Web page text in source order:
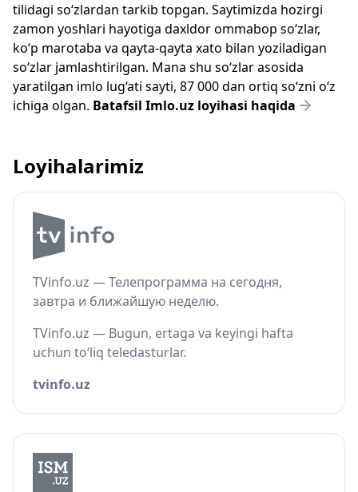
tilidagi so‘zlardan tarkib topgan. Saytimizda hozirgi
zamon yoshlari hayotiga daxldor ommabop so‘zlar,
ko‘p marotaba va qayta-qayta xato bilan yoziladigan
so‘zlar jamlashtirilgan. Mana shu so‘zlar asosida
yaratilgan imlo lug‘ati sayti, 87 000 dan ortiq so‘zni o‘z
ichiga olgan. Batafsil Imlo.uz loyihasi haqida
Loyihalarimiz
TVinfo.uz — Телепрограмма на сегодня,
завтра и ближайшую неделю.
TVinfo.uz — Bugun, ertaga va keyingi hafta
uchun to‘liq teledasturlar.
tvinfo.uz